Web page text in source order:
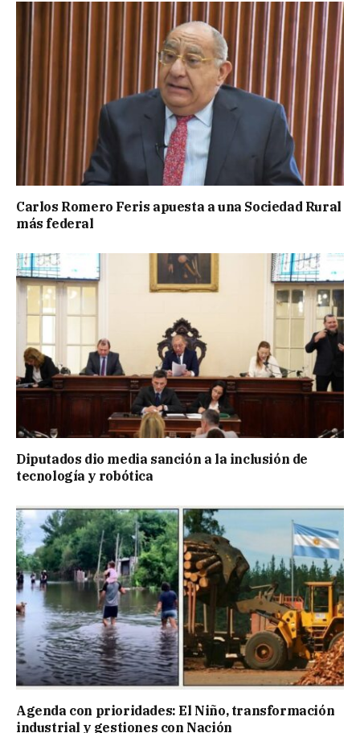
Carlos Romero Feris apuesta a una Sociedad Rural
más federal
Diputados dio media sanción a la inclusión de
tecnología y robótica
Agenda con prioridades: El Niño, transformación
industrial y gestiones con Nación